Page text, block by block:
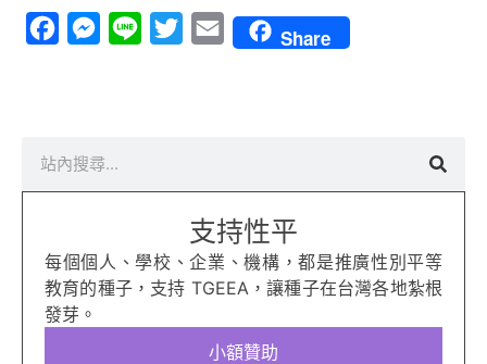
FacebookMessenger
Line TwitterEmail Share
支持性平
每個個人、學校、企業、機構，都是推廣性別平等
教育的種子，支持 TGEEA，讓種子在台灣各地紮根
發芽。
小額贊助